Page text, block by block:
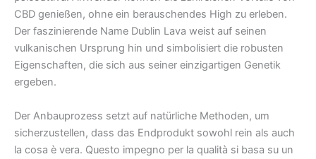
CBD genießen, ohne ein berauschendes High zu erleben.
Der faszinierende Name Dublin Lava weist auf seinen
vulkanischen Ursprung hin und simbolisiert die robusten
Eigenschaften, die sich aus seiner einzigartigen Genetik
ergeben.
Der Anbauprozess setzt auf natürliche Methoden, um
sicherzustellen, dass das Endprodukt sowohl rein als auch
la cosa è vera. Questo impegno per la qualità si basa su un